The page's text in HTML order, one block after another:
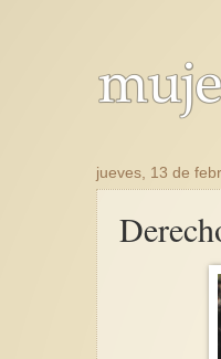
jueves, 13 de